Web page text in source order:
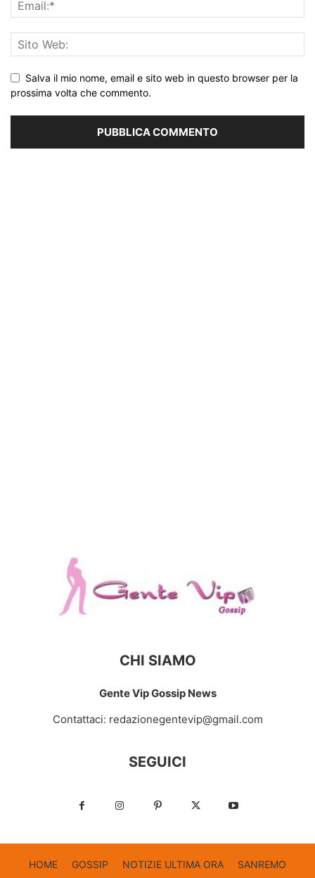
Salva il mio nome, email e sito web in questo browser per la
prossima volta che commento.
CHI SIAMO
Gente Vip Gossip News
Contattaci: redazionegentevip@gmail.com
SEGUICI
HOME GOSSIP NOTIZIE ULTIMA ORA SANREMO